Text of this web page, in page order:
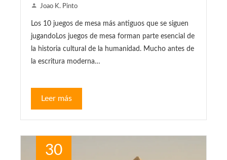
Joao K. Pinto
Los 10 juegos de mesa más antiguos que se siguen
jugandoLos juegos de mesa forman parte esencial de
la historia cultural de la humanidad. Mucho antes de
la escritura moderna…
Leer más
30